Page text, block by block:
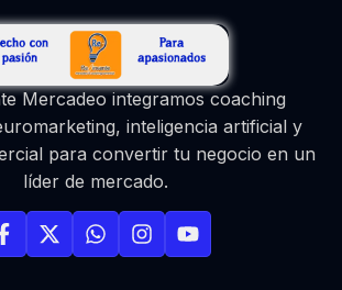
Mercadeo integramos coaching
inteligencia artificial y
para convertir tu negocio en un
líder de mercado.